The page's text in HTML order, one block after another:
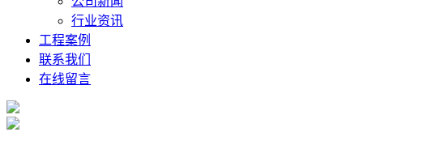
行业资讯
工程案例
联系我们
在线留言